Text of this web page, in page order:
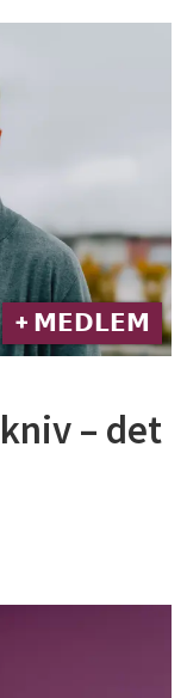
+ 𝗠𝗘𝗗𝗟𝗘𝗠
– det